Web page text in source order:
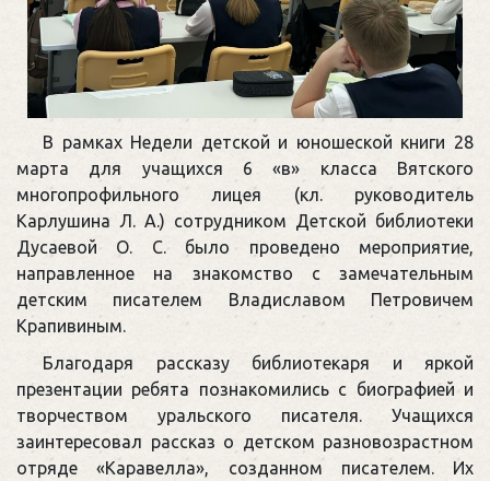
В рамках Недели детской и юношеской книги 28
марта для учащихся 6 «в» класса Вятского
многопрофильного лицея (кл. руководитель
Карлушина Л. А.) сотрудником Детской библиотеки
Дусаевой О. С. было проведено мероприятие,
направленное на знакомство с замечательным
детским писателем Владиславом Петровичем
Крапивиным.
Благодаря рассказу библиотекаря и яркой
презентации ребята познакомились с биографией и
творчеством уральского писателя. Учащихся
заинтересовал рассказ о детском разновозрастном
отряде «Каравелла», созданном писателем. Их